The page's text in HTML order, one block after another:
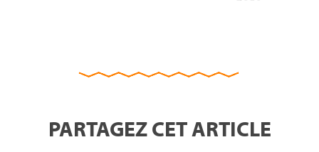
PARTAGEZ CET ARTICLE